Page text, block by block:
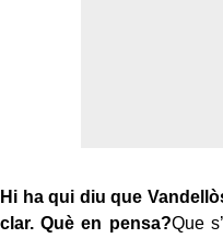
Hi ha qui diu que
clar. Què en pensa?Que